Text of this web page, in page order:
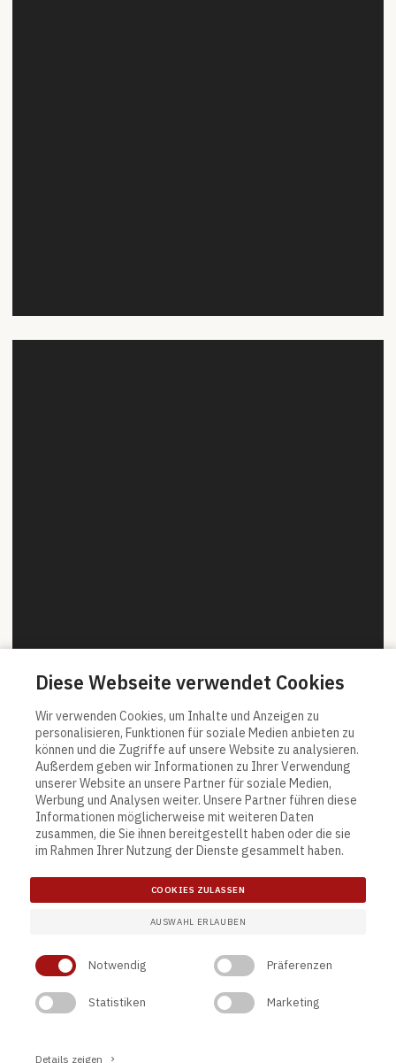
Diese Webseite verwendet Cookies
Wir verwenden Cookies, um Inhalte und Anzeigen zu
personalisieren, Funktionen für soziale Medien anbieten zu
können und die Zugriffe auf unsere Website zu analysieren.
Außerdem geben wir Informationen zu Ihrer Verwendung
unserer Website an unsere Partner für soziale Medien,
Werbung und Analysen weiter. Unsere Partner führen diese
Informationen möglicherweise mit weiteren Daten
zusammen, die Sie ihnen bereitgestellt haben oder die sie
im Rahmen Ihrer Nutzung der Dienste gesammelt haben.
AUSWAHL ERLAUBEN
COOKIES ZULASSEN
Notwendig Präferenzen
Statistiken Marketing
Details zeigen keyboard_arrow_right
Contact
Actona Group A/S
7500 Holstebro
Denmark
info@actonagroup.com
CVR 12143745
Links
Allgemeine Verkaufs- und
Terms and Conditions
Cookie-Einstellung